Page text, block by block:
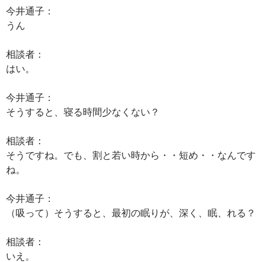
今井通子：
うん
相談者：
はい。
今井通子：
そうすると、寝る時間少なくない？
相談者：
そうですね。でも、割と若い時から・・短め・・なんです
ね。
今井通子：
（吸って）そうすると、最初の眠りが、深く、眠、れる？
相談者：
いえ。